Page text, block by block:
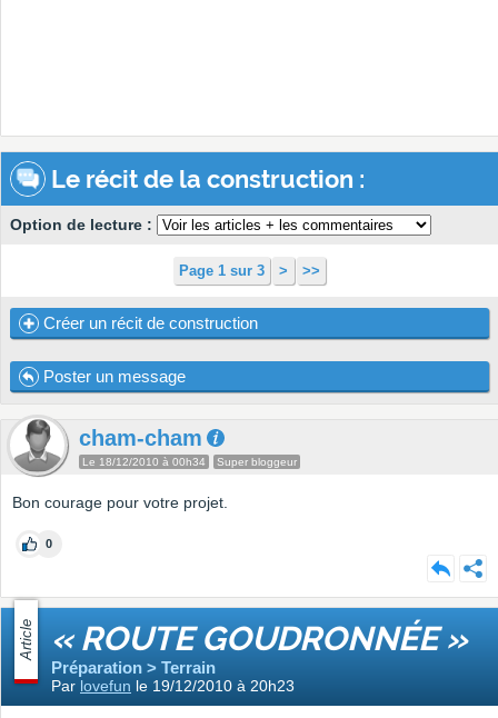
Le récit de la construction :
Option de lecture :
Page 1 sur 3 > >>
Créer un récit de construction
Poster un message
cham-cham
Le 18/12/2010 à 00h34 Super bloggeur
Bon courage pour votre projet.
0
Article « ROUTE GOUDRONNÉE »
Préparation > Terrain
Par lovefun le 19/12/2010 à 20h23